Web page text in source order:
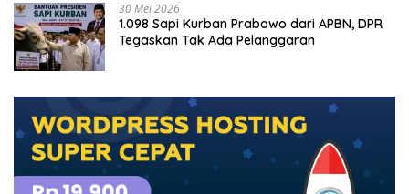
30 Mei 2026
1.098 Sapi Kurban Prabowo dari APBN, DPR
Tegaskan Tak Ada Pelanggaran